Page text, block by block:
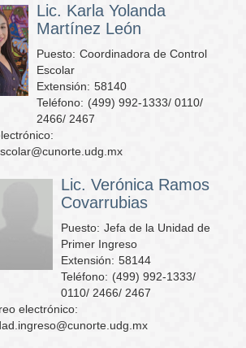
Lic. Karla Yolanda
Martínez León
Puesto: Coordinadora de Control
Escolar
Extensión: 58140
Teléfono: (499) 992-1333/ 0110/
2466/ 2467
Lic. Verónica Ramos
Covarrubias
Puesto: Jefa de la Unidad de
Primer Ingreso
Extensión: 58144
Teléfono: (499) 992-1333/
0110/ 2466/ 2467
electrónico: